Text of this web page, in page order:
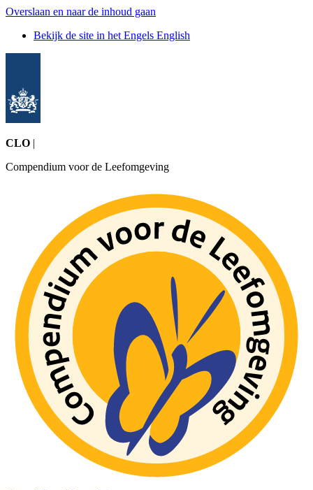
Overslaan en naar de inhoud gaan
Bekijk de site in het Engels English
CLO |
Compendium voor de Leefomgeving